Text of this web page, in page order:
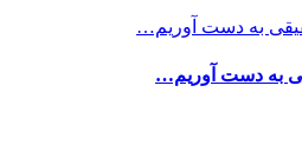
به دست آوریم…